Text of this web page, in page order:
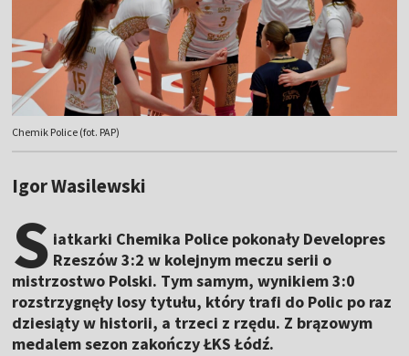
Chemik Police (fot. PAP)
Igor Wasilewski
S iatkarki Chemika Police pokonały Developres
Rzeszów 3:2 w kolejnym meczu serii o
mistrzostwo Polski. Tym samym, wynikiem 3:0
rozstrzygnęły losy tytułu, który trafi do Polic po raz
dziesiąty w historii, a trzeci z rzędu. Z brązowym
medalem sezon zakończy ŁKS Łódź.